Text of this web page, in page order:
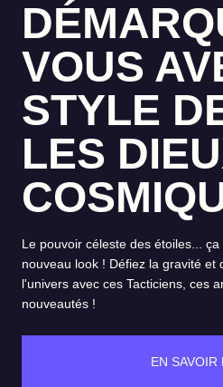
VOUS
STYLE
LES
Le pouvoir céleste des étoiles...
nouveau look ! Défiez la gravité et
l'univers avec ces Tacticiens, ces
nouveautés !
EN SAVOIR